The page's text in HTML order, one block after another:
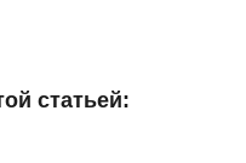
статьей: